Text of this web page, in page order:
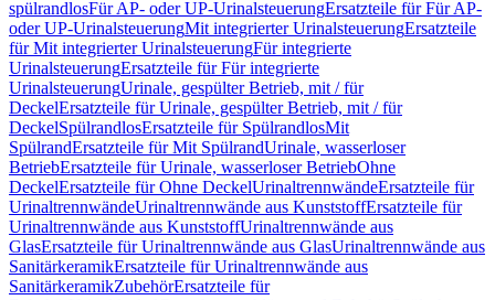
spülrandlosFür AP- oder UP-UrinalsteuerungErsatzteile für Für AP-
oder UP-UrinalsteuerungMit integrierter UrinalsteuerungErsatzteile
für Mit integrierter UrinalsteuerungFür integrierte
UrinalsteuerungErsatzteile für Für integrierte
UrinalsteuerungUrinale, gespülter Betrieb, mit / für
DeckelErsatzteile für Urinale, gespülter Betrieb, mit / für
DeckelSpülrandlosErsatzteile für SpülrandlosMit
SpülrandErsatzteile für Mit SpülrandUrinale, wasserloser
BetriebErsatzteile für Urinale, wasserloser BetriebOhne
DeckelErsatzteile für Ohne DeckelUrinaltrennwändeErsatzteile für
UrinaltrennwändeUrinaltrennwände aus KunststoffErsatzteile für
Urinaltrennwände aus KunststoffUrinaltrennwände aus
GlasErsatzteile für Urinaltrennwände aus GlasUrinaltrennwände aus
SanitärkeramikErsatzteile für Urinaltrennwände aus
SanitärkeramikZubehörErsatzteile für